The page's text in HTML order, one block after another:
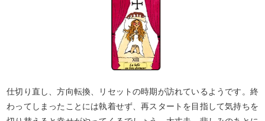
なれると確信できれば、きっとあなたも一歩前に踏
み出すことができるはず。童話タロットのキャラク
ターたちもあなたとお話しできるのを、楽しみにし
仕切り直し、方向転換、リセットの時期が訪れているようです。終
わってしまったことには執着せず、再スタートを目指して気持ちを